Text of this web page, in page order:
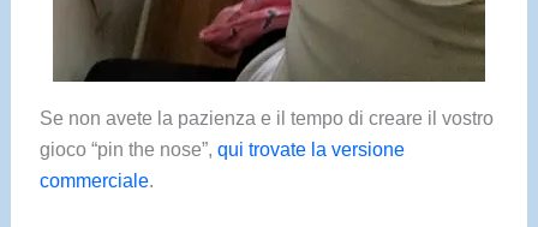
Se non avete la pazienza e il tempo di creare il vostro
gioco “pin the nose”, qui trovate la versione
commerciale.